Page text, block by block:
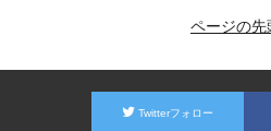
ページの先
Twitterフォロー